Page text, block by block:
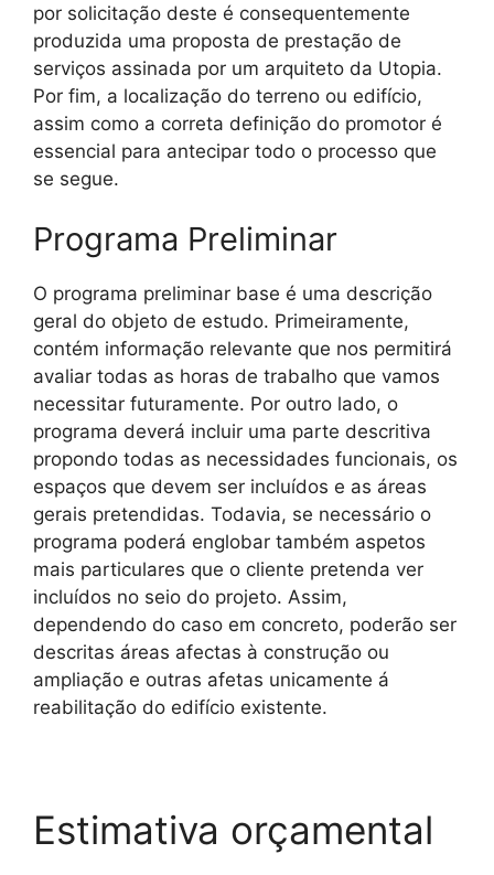
por solicitação deste é consequentemente
produzida uma proposta de prestação de
serviços assinada por um arquiteto da Utopia.
Por fim, a localização do terreno ou edifício,
assim como a correta definição do promotor é
essencial para antecipar todo o processo que
se segue.
Programa Preliminar
O programa preliminar base é uma descrição
geral do objeto de estudo. Primeiramente,
contém informação relevante que nos permitirá
avaliar todas as horas de trabalho que vamos
necessitar futuramente. Por outro lado, o
programa deverá incluir uma parte descritiva
propondo todas as necessidades funcionais, os
espaços que devem ser incluídos e as áreas
gerais pretendidas. Todavia, se necessário o
programa poderá englobar também aspetos
mais particulares que o cliente pretenda ver
incluídos no seio do projeto. Assim,
dependendo do caso em concreto, poderão ser
descritas áreas afectas à construção ou
ampliação e outras afetas unicamente á
reabilitação do edifício existente.
Estimativa orçamental